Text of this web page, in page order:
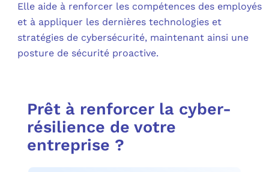
Elle aide à renforcer les compétences des employés
et à appliquer les dernières technologies et
stratégies de cybersécurité, maintenant ainsi une
posture de sécurité proactive.
Prêt à renforcer la cyber-
résilience de votre
entreprise ?